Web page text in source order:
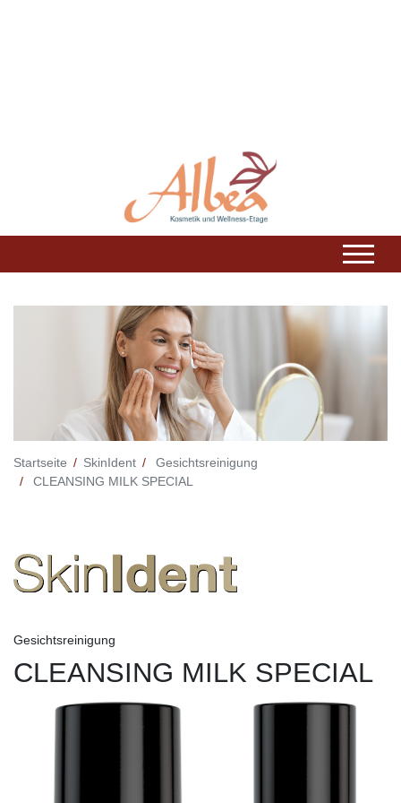
Startseite SkinIdent
Gesichtsreinigung
CLEANSING MILK SPECIAL
Gesichtsreinigung
CLEANSING MILK SPECIAL